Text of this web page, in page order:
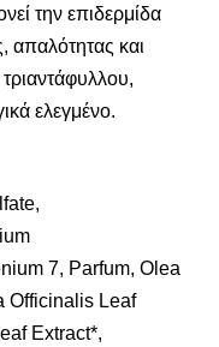
την επιδερμίδα
απαλότητας και
ελεγμένο.
7, Parfum, Olea
Officinalis Leaf
Extract*,